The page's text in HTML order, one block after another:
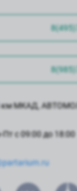
км МКАД,
Пт с 09:00 до 18:00